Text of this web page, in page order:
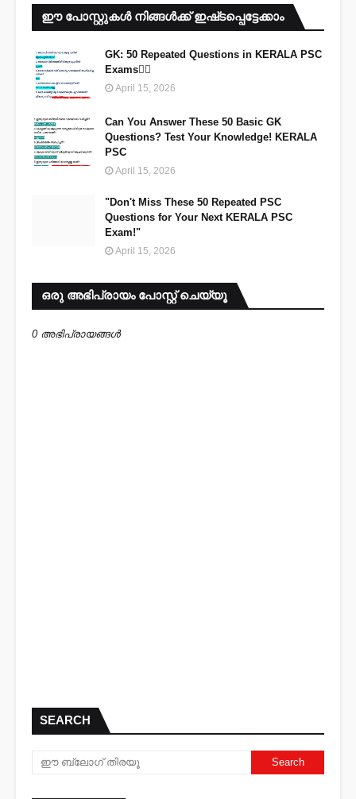
ഈ പോസ്റ്റുകൾ നിങ്ങൾക്ക് ഇഷ്‌‌ടപ്പെട്ടേക്കാം
GK: 50 Repeated Questions in KERALA PSC
Exams🐦‍🔥
April 15, 2026
Can You Answer These 50 Basic GK
Questions? Test Your Knowledge! KERALA
PSC
April 15, 2026
"Don't Miss These 50 Repeated PSC
Questions for Your Next KERALA PSC
Exam!"
April 15, 2026
ഒരു അഭിപ്രായം പോസ്റ്റ് ചെയ്യൂ
0 അഭിപ്രായങ്ങള്‍
SEARCH